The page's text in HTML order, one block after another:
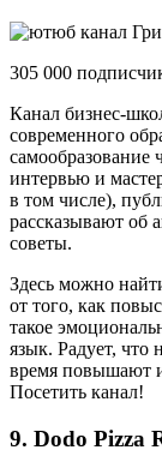
305 000
Канал бизнес-
современного
самообразование
интервью и
в том числе),
рассказывают об
советы.
Здесь можно
от того, как
такое
язык. Радует, что
время повышают
Посетить канал!
9. Dodo Pizza